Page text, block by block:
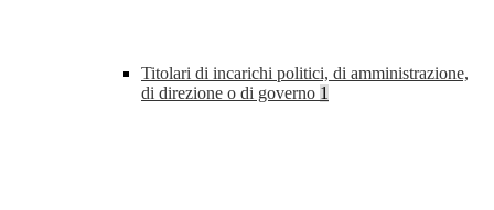
Titolari di incarichi politici, di amministrazione,
di direzione o di governo 1